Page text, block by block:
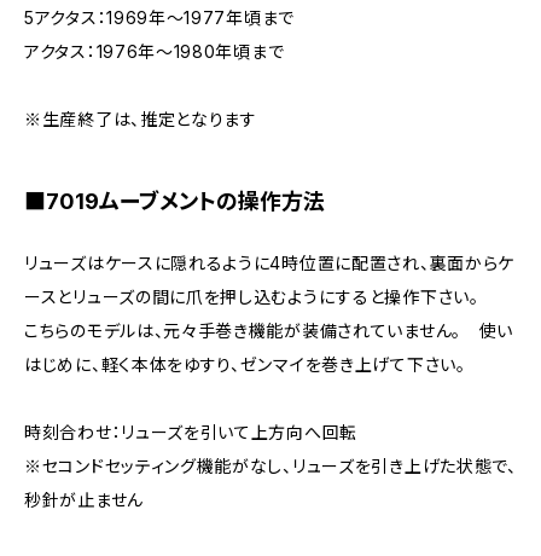
5アクタス：1969年～1977年頃まで
アクタス：1976年～1980年頃まで
※生産終了は、推定となります
■7019ムーブメントの操作方法
リューズはケースに隠れるように4時位置に配置され、裏面からケ
ースとリューズの間に爪を押し込むようにすると操作下さい。
こちらのモデルは、元々手巻き機能が装備されていません。 使い
はじめに、軽く本体をゆすり、ゼンマイを巻き上げて下さい。
時刻合わせ：リューズを引いて上方向へ回転
※セコンドセッティング機能がなし、リューズを引き上げた状態で、
秒針が止ません